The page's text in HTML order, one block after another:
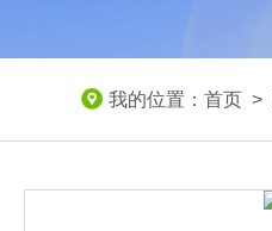
我的位置： 首页 >